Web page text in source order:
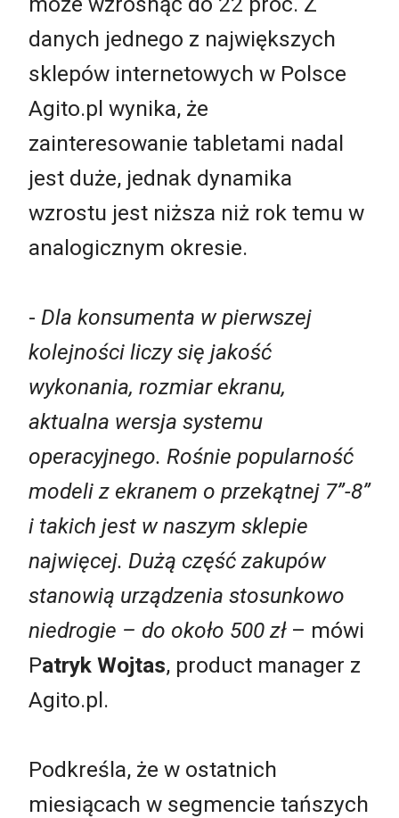
danych jednego z największych
sklepów internetowych w Polsce
Agito.pl wynika, że
zainteresowanie tabletami nadal
jest duże, jednak dynamika
wzrostu jest niższa niż rok temu w
analogicznym okresie.
- Dla konsumenta w pierwszej
kolejności liczy się jakość
wykonania, rozmiar ekranu,
aktualna wersja systemu
operacyjnego. Rośnie popularność
modeli z ekranem o przekątnej 7”-8”
i takich jest w naszym sklepie
najwięcej. Dużą część zakupów
stanowią urządzenia stosunkowo
niedrogie – do około 500 zł– mówi
Patryk Wojtas, product manager z
Agito.pl.
Podkreśla, że w ostatnich
miesiącach w segmencie tańszych